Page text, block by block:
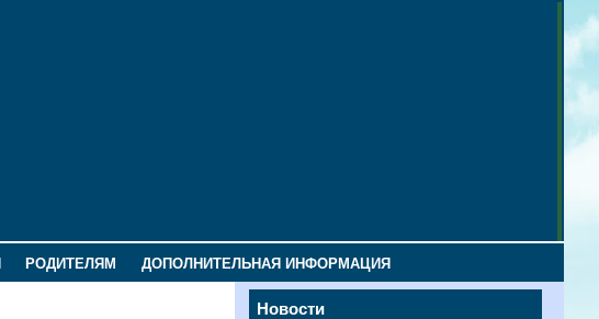
РОДИТЕЛЯМ ДОПОЛНИТЕЛЬНАЯ ИНФОРМАЦИЯ
Новости